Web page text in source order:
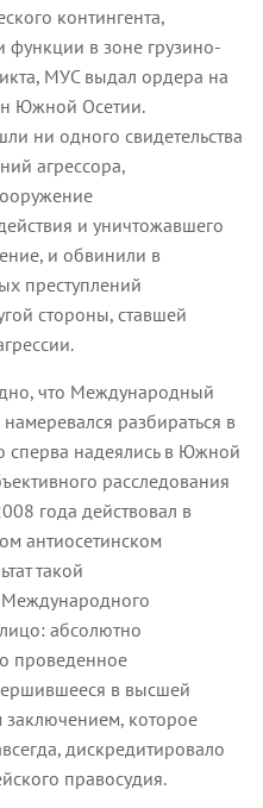
контингента,
функции в зоне грузино-
МУС выдал ордера на
Южной Осетии.
ни одного свидетельства
агрессора,
и уничтожавшего
и обвинили в
преступлений
стороны, ставшей
что Международный
разбираться в
сперва надеялись в Южной
расследования
года действовал в
антиосетинском
такой
абсолютно
проведенное
в высшей
которое
дискредитировало
правосудия.